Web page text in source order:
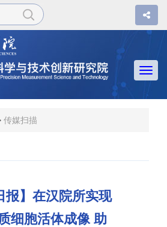
传媒扫描
报】在汉院所实现
细胞活体成像 助